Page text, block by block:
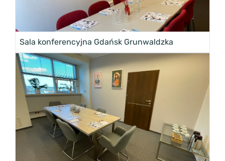
Sala konferencyjna Gdańsk Grunwaldzka